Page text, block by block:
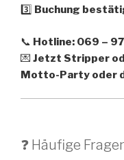
3️⃣ Buchung
📞 Hotline: 069 –
💌 Jetzt Stripper
Motto-Party oder
❓ Häufige